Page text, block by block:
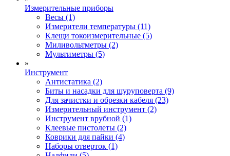
Измерительные приборы
Весы (1)
Измерители температуры (11)
Клещи токоизмерительные (5)
Миливольтметры (2)
Мультиметры (5)
»
Инструмент
Антистатика (2)
Биты и насадки для шуруповерта (9)
Для зачистки и обрезки кабеля (23)
Измерительный инструмент (2)
Инструмент врубной (1)
Клеевые пистолеты (2)
Коврики для пайки (4)
Наборы отверток (1)